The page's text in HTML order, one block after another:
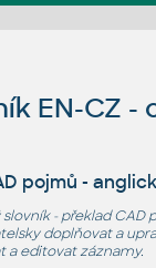
EN-CZ -
pojmů -
- překlad
doplňovat a
a editovat záznamy.